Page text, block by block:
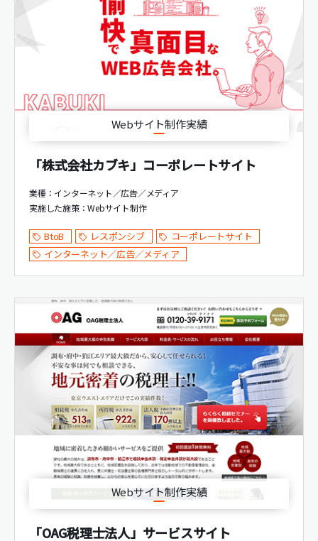
Webサイト制作実績
「株式会社カブキ」コーポレートサイト
業種：インターネット／広告／メディア
実施した施策：Webサイト制作
BtoB レスポンシブ
コーポレートサイト
インターネット／広告／メディア
Webサイト制作実績
「OAG税理士法人」サービスサイト